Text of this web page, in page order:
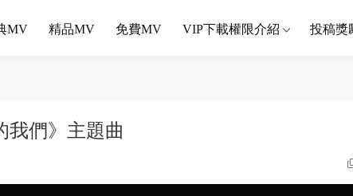
MV 精品MV 免費MV VIP下載權限介紹 投稿獎
我們》主題曲